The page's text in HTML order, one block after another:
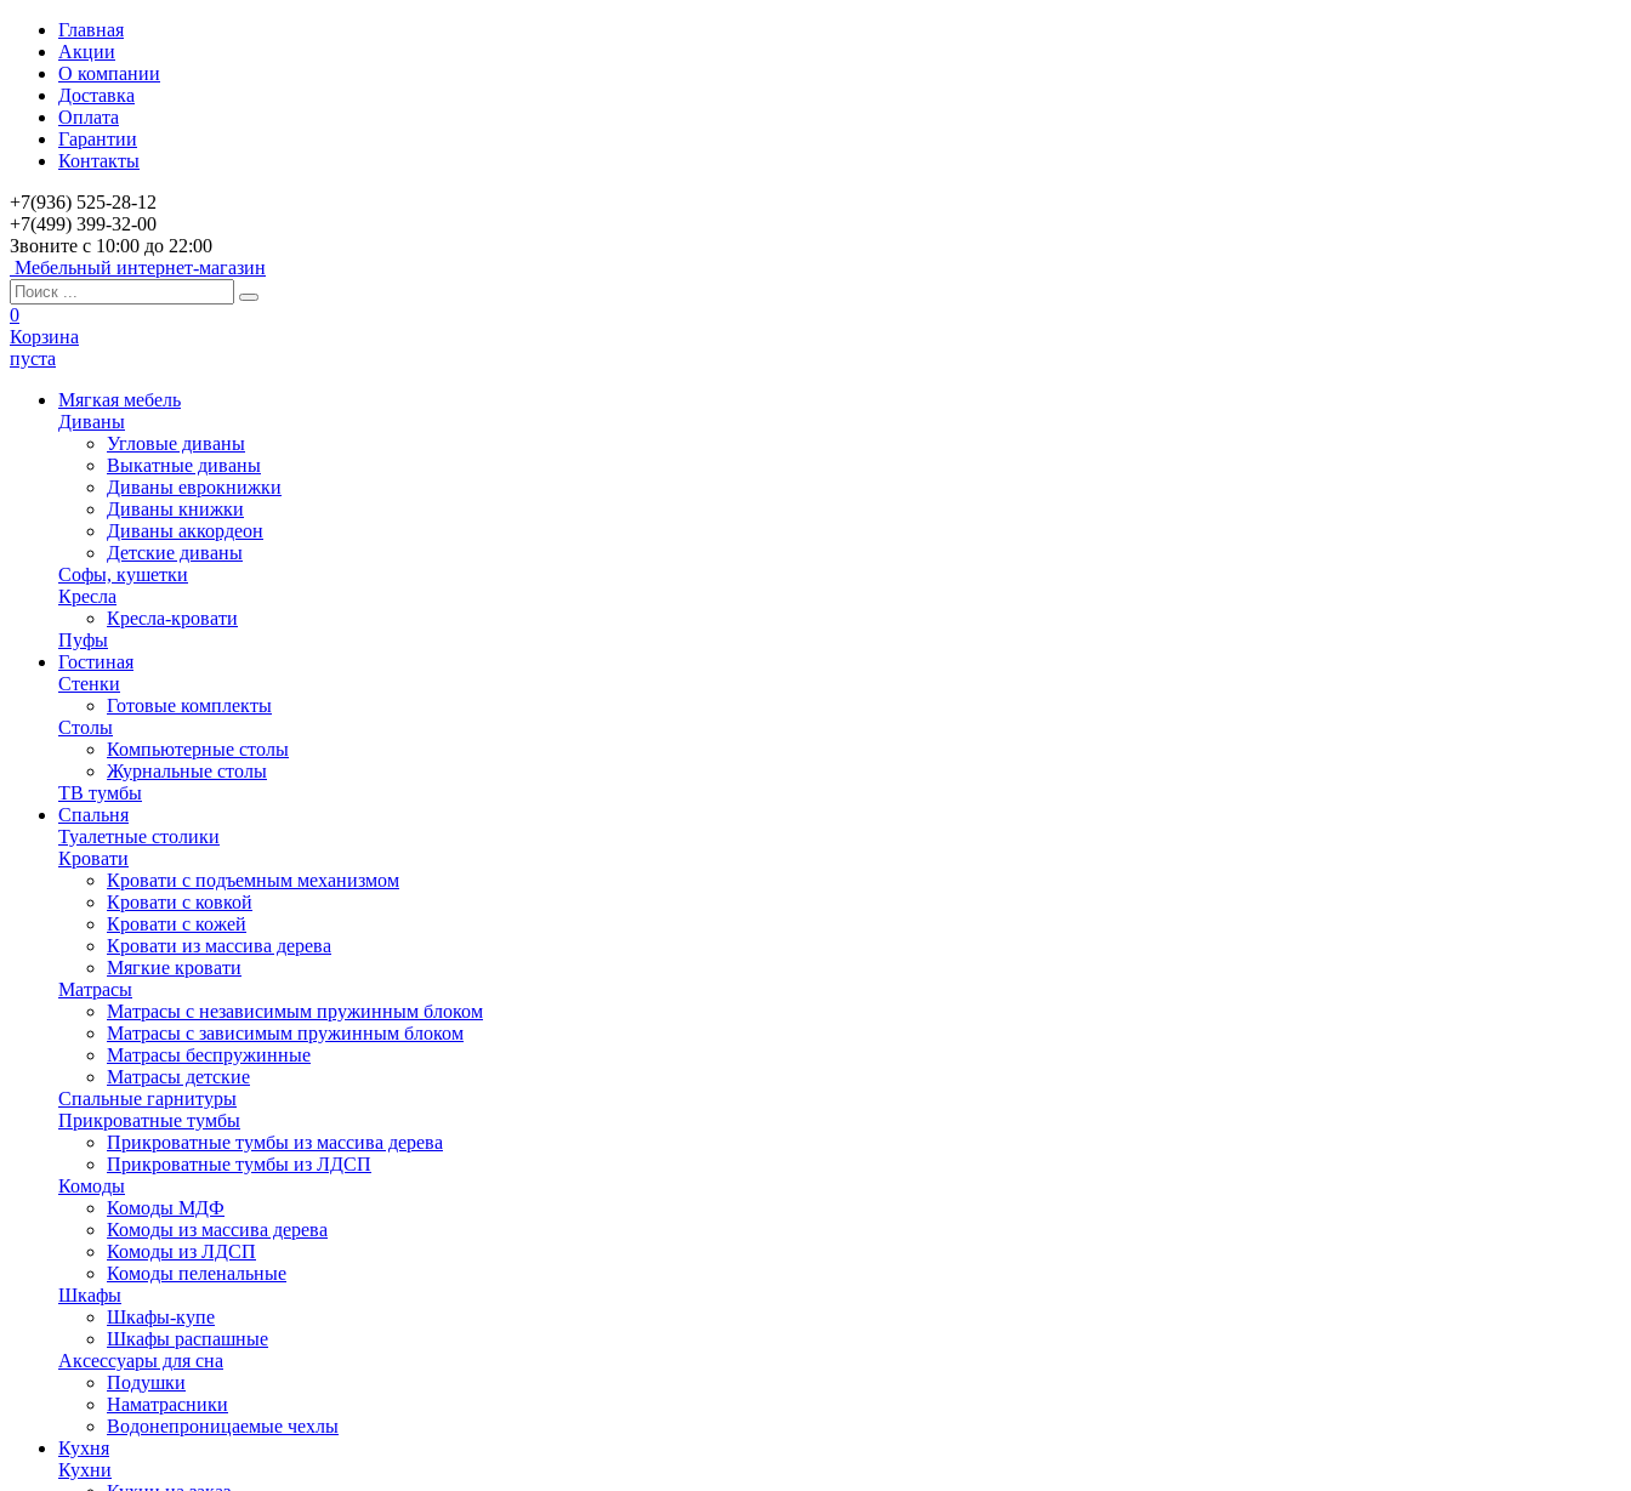
Главная
Акции
О компании
Доставка
Оплата
Гарантии
Контакты
+7(936) 525-28-12
+7(499) 399-32-00
Звоните с 10:00 до 22:00
Мебельный интернет-магазин
0
Корзина
пуста
Мягкая мебель
Диваны
Угловые диваны
Выкатные диваны
Диваны еврокнижки
Диваны книжки
Диваны аккордеон
Детские диваны
Софы, кушетки
Кресла
Кресла-кровати
Пуфы
Гостиная
Стенки
Готовые комплекты
Столы
Компьютерные столы
Журнальные столы
ТВ тумбы
Спальня
Туалетные столики
Кровати
Кровати с подъемным механизмом
Кровати с ковкой
Кровати с кожей
Кровати из массива дерева
Мягкие кровати
Матрасы
Матрасы с независимым пружинным блоком
Матрасы с зависимым пружинным блоком
Матрасы беспружинные
Матрасы детские
Спальные гарнитуры
Прикроватные тумбы
Прикроватные тумбы из массива дерева
Прикроватные тумбы из ЛДСП
Комоды
Комоды МДФ
Комоды из массива дерева
Комоды из ЛДСП
Комоды пеленальные
Шкафы
Шкафы-купе
Шкафы распашные
Аксессуары для сна
Подушки
Наматрасники
Водонепроницаемые чехлы
Кухня
Кухни